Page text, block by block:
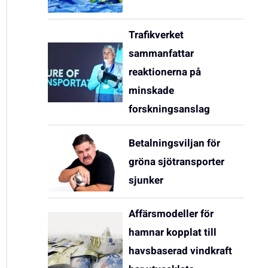
Trafikverket
sammanfattar
reaktionerna på
minskade
forskningsanslag
Betalningsviljan för
gröna sjötransporter
sjunker
Affärsmodeller för
hamnar kopplat till
havsbaserad vindkraft